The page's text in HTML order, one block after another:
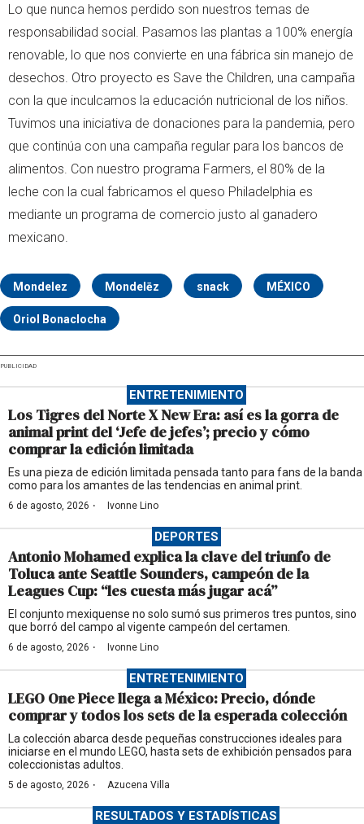
Lo que nunca hemos perdido son nuestros temas de
responsabilidad social. Pasamos las plantas a 100% energía
renovable, lo que nos convierte en una fábrica sin manejo de
desechos. Otro proyecto es Save the Children, una campaña
con la que inculcamos la educación nutricional de los niños.
Tuvimos una iniciativa de donaciones para la pandemia, pero
que continúa con una campaña regular para los bancos de
alimentos. Con nuestro programa Farmers, el 80% de la
leche con la cual fabricamos el queso Philadelphia es
mediante un programa de comercio justo al ganadero
mexicano.
Mondelez Mondelēz snack MÉXICO
Oriol Bonaclocha
PUBLICIDAD
ENTRETENIMIENTO
Los Tigres del Norte X New Era: así es la gorra de
animal print del ‘Jefe de jefes’; precio y cómo
comprar la edición limitada
Es una pieza de edición limitada pensada tanto para fans de la banda
como para los amantes de las tendencias en animal print.
6 de agosto, 2026 · Ivonne Lino
DEPORTES
Antonio Mohamed explica la clave del triunfo de
Toluca ante Seattle Sounders, campeón de la
Leagues Cup: “les cuesta más jugar acá”
El conjunto mexiquense no solo sumó sus primeros tres puntos, sino
que borró del campo al vigente campeón del certamen.
6 de agosto, 2026 · Ivonne Lino
ENTRETENIMIENTO
LEGO One Piece llega a México: Precio, dónde
comprar y todos los sets de la esperada colección
La colección abarca desde pequeñas construcciones ideales para
iniciarse en el mundo LEGO, hasta sets de exhibición pensados para
coleccionistas adultos.
5 de agosto, 2026 · Azucena Villa
RESULTADOS Y ESTADÍSTICAS